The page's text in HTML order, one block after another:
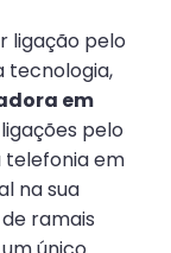
ligação pelo
tecnologia,
em
pelo
telefonia em
na sua
ramais